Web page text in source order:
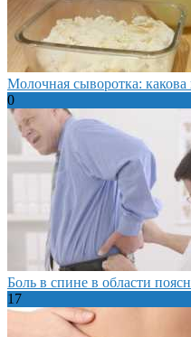
Молочная сыворотка: какова
0
Боль в спине в области
17